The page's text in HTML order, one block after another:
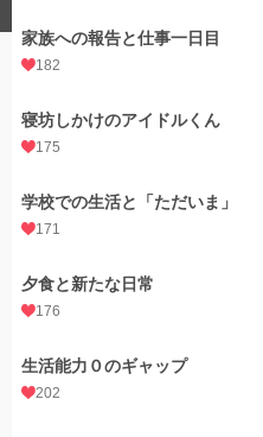
家族への報告と仕事一日目
182
寝坊しかけのアイドルくん
175
学校での生活と「ただいま」
171
夕食と新たな日常
176
生活能力０のギャップ
202